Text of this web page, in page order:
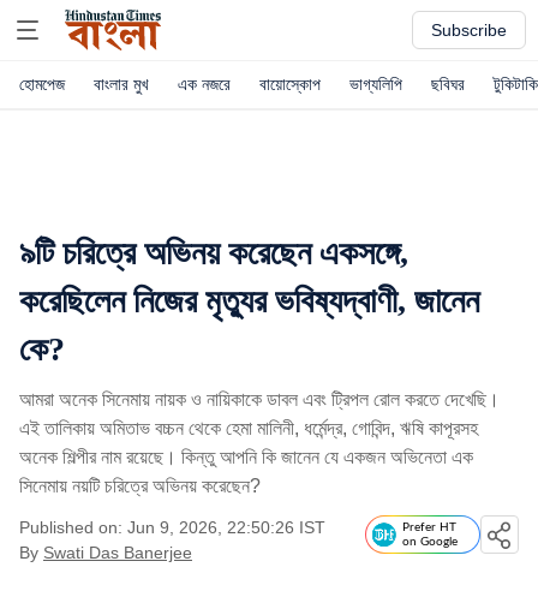
Subscribe
হোমপেজ বাংলার মুখ এক নজরে বায়োস্কোপ ভাগ্যলিপি ছবিঘর টুকিটাকি
৯টি চরিত্রে অভিনয় করেছেন একসঙ্গে,
করেছিলেন নিজের মৃত্যুর ভবিষ্যদ্বাণী, জানেন
কে?
আমরা অনেক সিনেমায় নায়ক ও নায়িকাকে ডাবল এবং ট্রিপল রোল করতে দেখেছি।
এই তালিকায় অমিতাভ বচ্চন থেকে হেমা মালিনী, ধর্মেন্দ্র, গোবিন্দ, ঋষি কাপূরসহ
অনেক শিল্পীর নাম রয়েছে। কিন্তু আপনি কি জানেন যে একজন অভিনেতা এক
সিনেমায় নয়টি চরিত্রে অভিনয় করেছেন?
Published on: Jun 9, 2026, 22:50:26 IST
By Swati Das Banerjee
Prefer HT
on Google